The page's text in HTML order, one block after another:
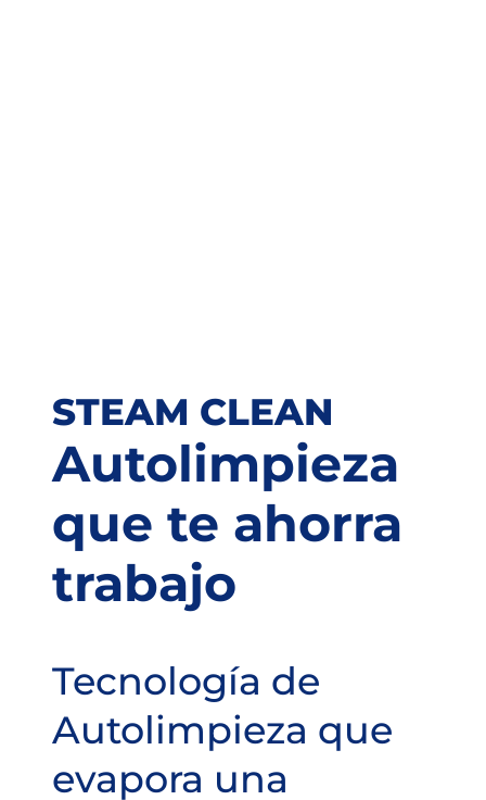
STEAM CLEAN
Autolimpieza
que te ahorra
trabajo
Tecnología de
Autolimpieza que
evapora una